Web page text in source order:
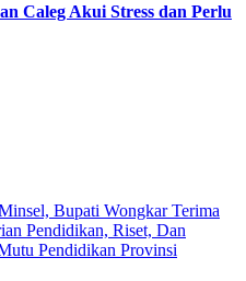
Caleg Akui Stress dan Perlu
Bupati Wongkar Terima
Pendidikan, Riset, Dan
Pendidikan Provinsi